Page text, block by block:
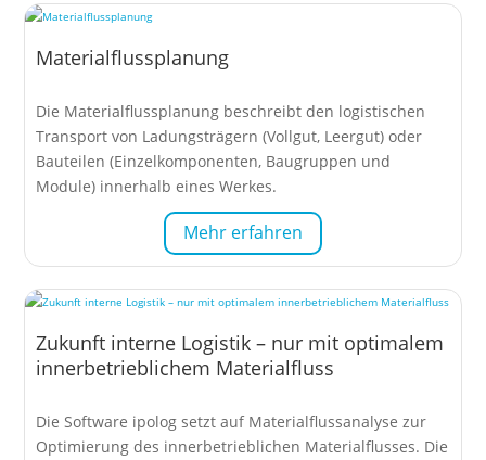
Materialflussplanung
Die Materialflussplanung beschreibt den logistischen
Transport von Ladungsträgern (Vollgut, Leergut) oder
Bauteilen (Einzelkomponenten, Baugruppen und
Module) innerhalb eines Werkes.
Mehr erfahren
Zukunft interne Logistik – nur mit optimalem
innerbetrieblichem Materialfluss
Die Software ipolog setzt auf Materialflussanalyse zur
Optimierung des innerbetrieblichen Materialflusses. Die